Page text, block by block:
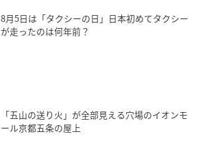
8月5日は「タクシーの日」日本初めてタクシー
が走ったのは何年前？
「五山の送り火」が全部見える穴場のイオンモ
ール京都五条の屋上